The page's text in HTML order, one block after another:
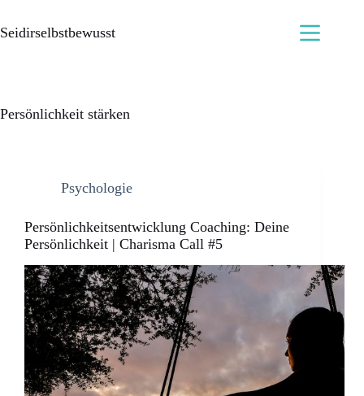
Seidirselbstbewusst
Persönlichkeit stärken
Psychologie
Persönlichkeitsentwicklung Coaching: Deine
Persönlichkeit | Charisma Call #5